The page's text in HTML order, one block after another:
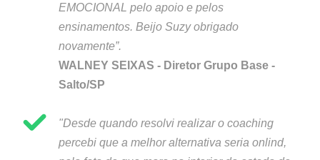
EMOCIONAL pelo apoio e pelos
ensinamentos. Beijo Suzy obrigado
novamente”.
WALNEY SEIXAS - Diretor Grupo Base -
Salto/SP
"Desde quando resolvi realizar o coaching
percebi que a melhor alternativa seria onlind,